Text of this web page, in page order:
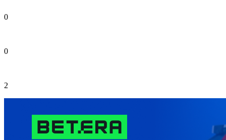
0
0
2